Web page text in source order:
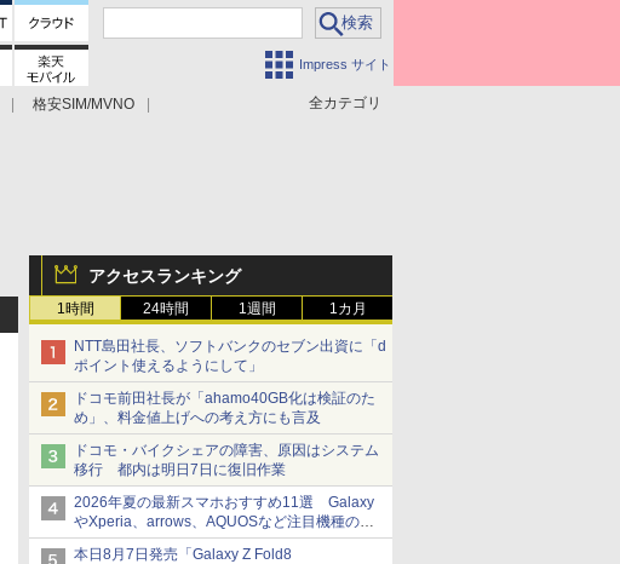
Impress サイト
全カテゴリ
格安SIM/MVNO
アクセスランキング
1時間 24時間 1週間 1カ月
NTT島田社長、ソフトバンクのセブン出資に「d
ポイント使えるようにして」
ドコモ前田社長が「ahamo40GB化は検証のた
め」、料金値上げへの考え方にも言及
ドコモ・バイクシェアの障害、原因はシステム
移行 都内は明日7日に復旧作業
2026年夏の最新スマホおすすめ11選 Galaxy
やXperia、arrows、AQUOSなど注目機種の特
徴は
本日8月7日発売「Galaxy Z Fold8